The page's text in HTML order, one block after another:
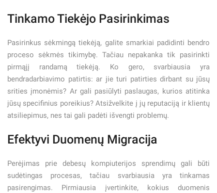
Tinkamo Tiekėjo Pasirinkimas
Pasirinkus sėkmingą tiekėją, galite smarkiai padidinti bendro
proceso sėkmės tikimybę. Tačiau nepakanka tik pasirinkti
pirmąjį randamą tiekėją. Ko gero, svarbiausia yra
bendradarbiavimo patirtis: ar jie turi patirties dirbant su jūsų
srities įmonėmis? Ar gali pasiūlyti paslaugas, kurios atitinka
jūsų specifinius poreikius? Atsižvelkite į jų reputaciją ir klientų
atsiliepimus, nes tai gali padėti išvengti problemų.
Efektyvi Duomenų Migracija
Perėjimas prie debesų kompiuterijos sprendimų gali būti
sudėtingas procesas, tačiau svarbiausia yra tinkamas
pasirengimas. Pirmiausia įvertinkite, kokius duomenis